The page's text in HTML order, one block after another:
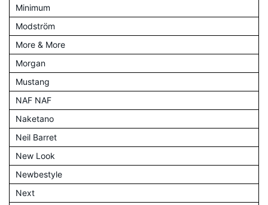
Minimum
Modström
More & More
Morgan
Mustang
NAF NAF
Naketano
Neil Barret
New Look
Newbestyle
Next